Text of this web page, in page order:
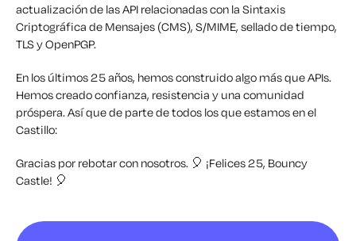
actualización de las API relacionadas con la Sintaxis
Criptográfica de Mensajes (CMS), S/MIME, sellado de tiempo,
TLS y OpenPGP.
En los últimos 25 años, hemos construido algo más que APIs.
Hemos creado confianza, resistencia y una comunidad
próspera. Así que de parte de todos los que estamos en el
Castillo:
Gracias por rebotar con nosotros. 🎈 ¡Felices 25, Bouncy
Castle! 🎈